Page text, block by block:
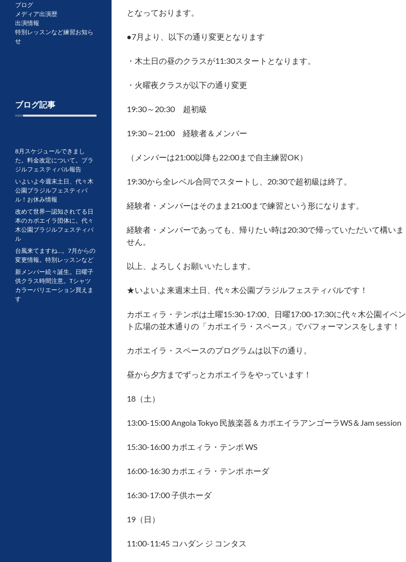
となっております。
●7月より、以下の通り変更となります
・木土日の昼のクラスが11:30スタートとなります。
・火曜夜クラスが以下の通り変更
19:30～20:30 超初級
19:30～21:00 経験者＆メンバー
（メンバーは21:00以降も22:00まで自主練習OK）
19:30から全レベル合同でスタートし、20:30で超初級は終了。
経験者・メンバーはそのまま21:00まで練習という形になります。
経験者・メンバーであっても、帰りたい時は20:30で帰っていただいて構いま
せん。
以上、よろしくお願いいたします。
★いよいよ来週末土日、代々木公園ブラジルフェスティバルです！
カポエィラ・テンポは土曜15:30-17:00、日曜17:00-17:30に代々木公園イベン
ト広場の並木通りの「カポエイラ・スペース」でパフォーマンスをします！
カポエイラ・スペースのプログラムは以下の通り。
昼から夕方までずっとカポエイラをやっています！
18（土）
13:00-15:00 Angola Tokyo 民族楽器＆カポエイラアンゴーラWS＆Jam session
15:30-16:00 カポエィラ・テンポ WS
16:00-16:30 カポエィラ・テンポ ホーダ
16:30-17:00 子供ホーダ
19（日）
11:00-11:45 コハダン ジ コンタス
ブログ
メディア出演歴
出演情報
特別レッスンなど練習お知ら
せ
ブログ記事
8月スケジュールできまし
た。料金改定について。ブラ
ジルフェスティバル報告
いよいよ今週末土日、代々木
公園ブラジルフェスティバ
ル！お休み情報
改めて世界一認知されてる日
本のカポエイラ団体に。代々
木公園ブラジルフェスティバ
ル
台風来てますね…。7月からの
変更情報。特別レッスンなど
新メンバー続々誕生。日曜子
供クラス時間注意。Tシャツ
カラーバリエーション買えま
す